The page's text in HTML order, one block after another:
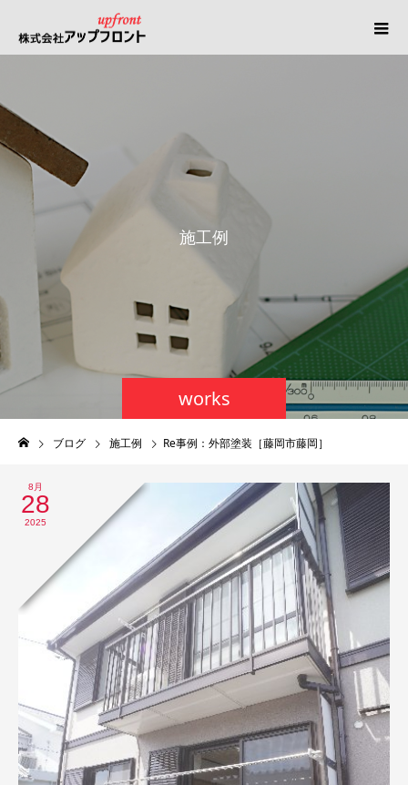
works
施工例
ブログ 施工例 Re事例：外部塗装［藤岡市藤岡］
8月
28
2025